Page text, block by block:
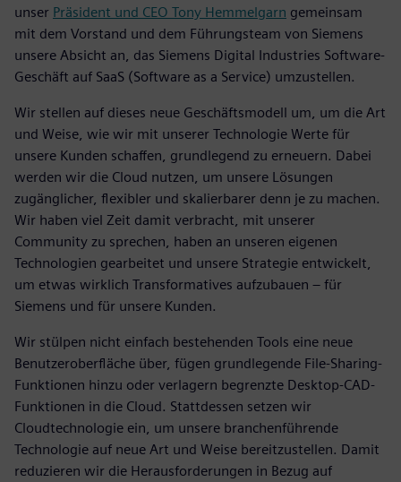
unser Präsident und CEO Tony Hemmelgarn gemeinsam
mit dem Vorstand und dem Führungsteam von Siemens
unsere Absicht an, das Siemens Digital Industries Software-
Geschäft auf SaaS (Software as a Service) umzustellen.
Wir stellen auf dieses neue Geschäftsmodell um, um die Art
und Weise, wie wir mit unserer Technologie Werte für
unsere Kunden schaffen, grundlegend zu erneuern. Dabei
werden wir die Cloud nutzen, um unsere Lösungen
zugänglicher, flexibler und skalierbarer denn je zu machen.
Wir haben viel Zeit damit verbracht, mit unserer
Community zu sprechen, haben an unseren eigenen
Technologien gearbeitet und unsere Strategie entwickelt,
um etwas wirklich Transformatives aufzubauen – für
Siemens und für unsere Kunden.
Wir stülpen nicht einfach bestehenden Tools eine neue
Benutzeroberfläche über, fügen grundlegende File-Sharing-
Funktionen hinzu oder verlagern begrenzte Desktop-CAD-
Funktionen in die Cloud. Stattdessen setzen wir
Cloudtechnologie ein, um unsere branchenführende
Technologie auf neue Art und Weise bereitzustellen. Damit
reduzieren wir die Herausforderungen in Bezug auf